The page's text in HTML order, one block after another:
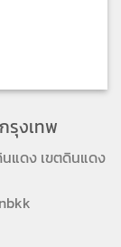
รุงเทพ
นแดง เขตดินแดง